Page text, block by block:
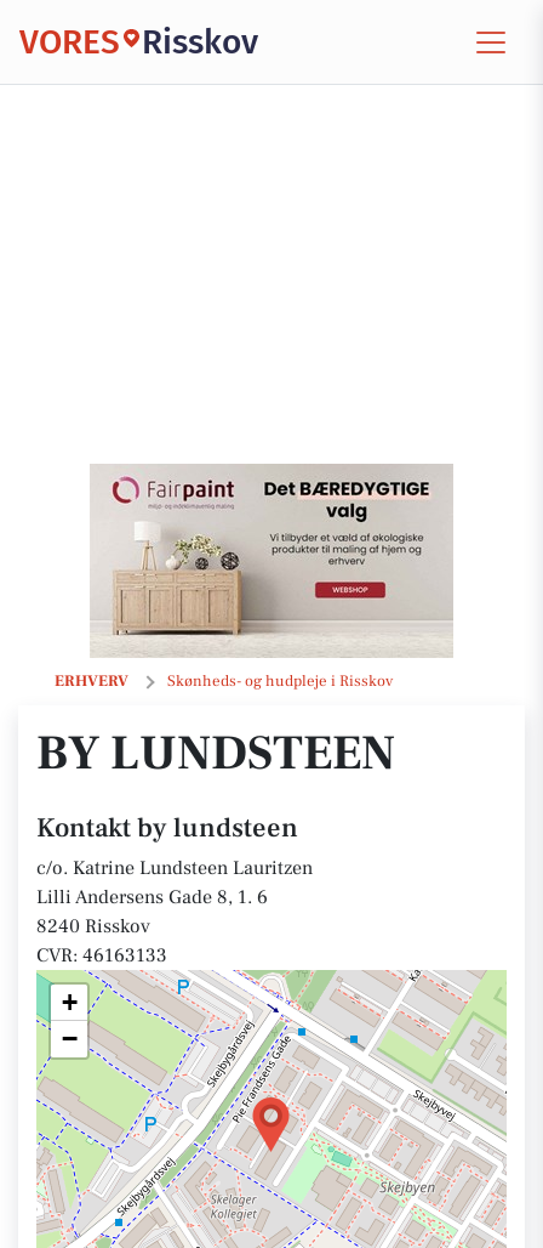
VORES Risskov
ERHVERV Skønheds- og hudpleje i Risskov
by lundsteen
BY LUNDSTEEN
Kontakt by lundsteen
c/o. Katrine Lundsteen Lauritzen
Lilli Andersens Gade 8, 1. 6
8240 Risskov
CVR: 46163133
+
−